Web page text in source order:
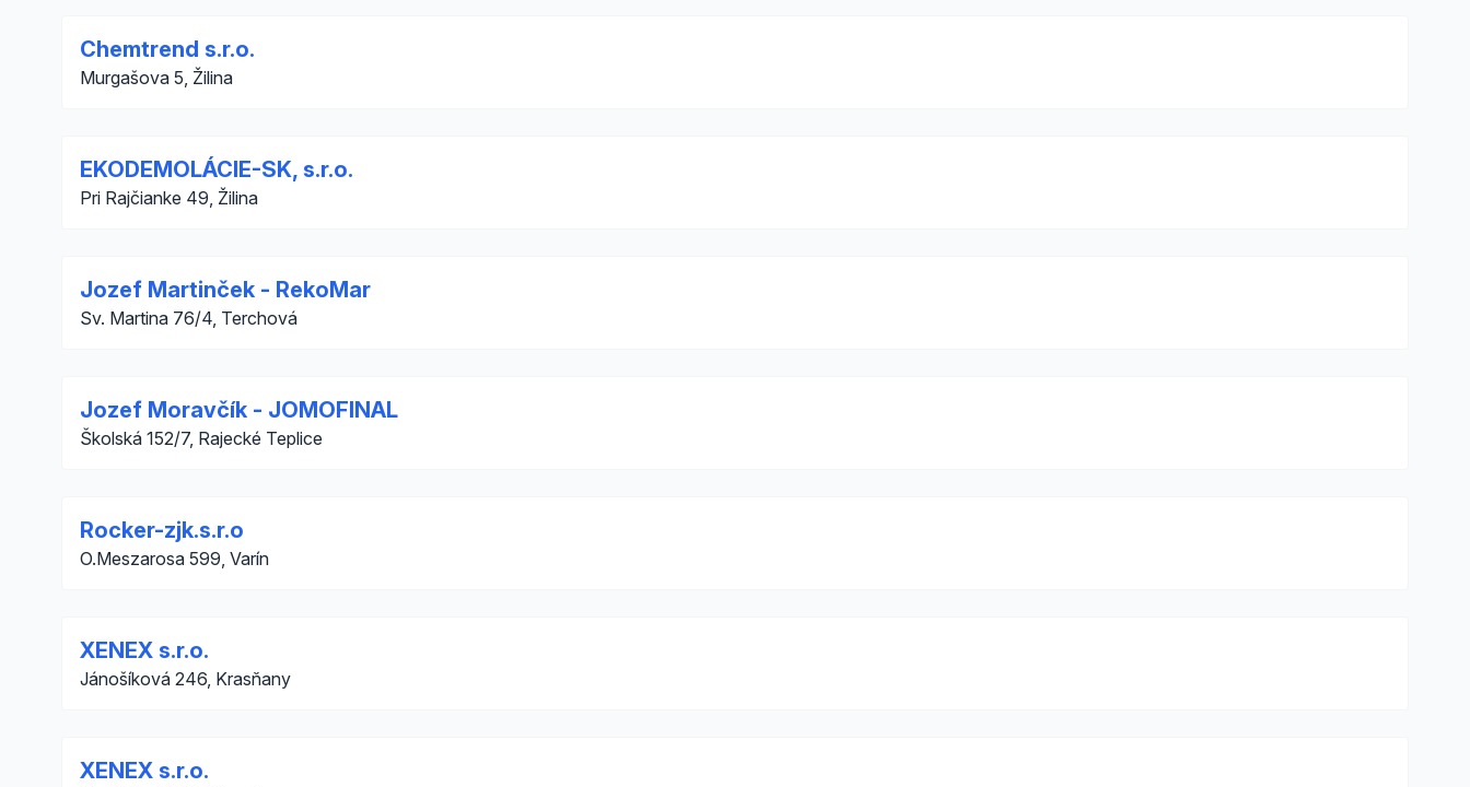
Chemtrend s.r.o.
Murgašova 5, Žilina
EKODEMOLÁCIE-SK, s.r.o.
Pri Rajčianke 49, Žilina
Jozef Martinček - RekoMar
Sv. Martina 76/4, Terchová
Jozef Moravčík - JOMOFINAL
Školská 152/7, Rajecké Teplice
Rocker-zjk.s.r.o
O.Meszarosa 599, Varín
XENEX s.r.o.
Jánošíková 246, Krasňany
XENEX s.r.o.